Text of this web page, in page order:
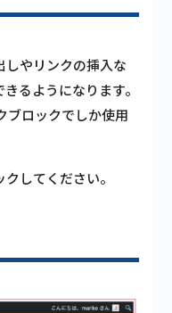
しやリンクの挿入な
るようになります。
ロックでしか使用
してください。